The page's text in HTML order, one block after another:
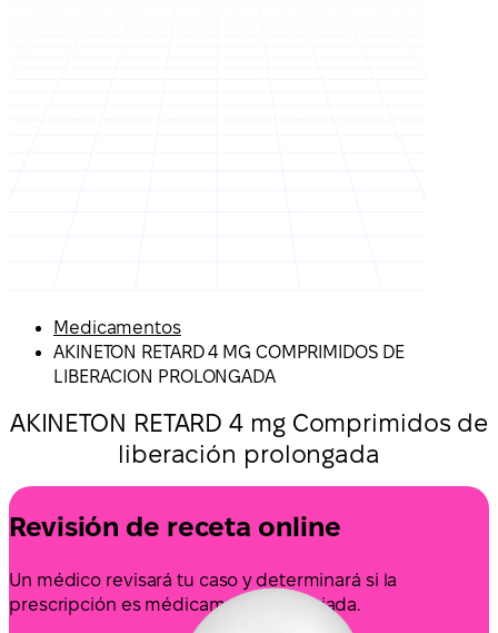
Medicamentos
AKINETON RETARD 4 MG COMPRIMIDOS DE
LIBERACION PROLONGADA
AKINETON RETARD 4 mg Comprimidos de
liberación prolongada
Revisión de receta online
Un médico revisará tu caso y determinará si la
prescripción es médicamente apropiada.